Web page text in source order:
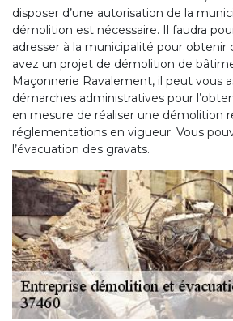
disposer d’une autorisation de la
démolition est nécessaire. Il faudra
adresser à la municipalité pour obtenir
avez un projet de démolition de
Maçonnerie Ravalement, il peut vous
démarches administratives pour
en mesure de réaliser une démolition
réglementations en vigueur. Vous
l’évacuation des gravats.